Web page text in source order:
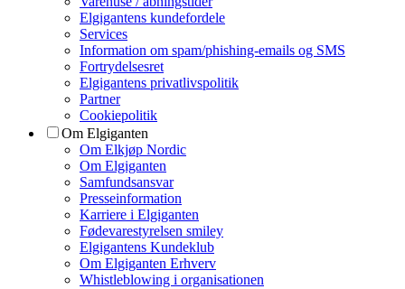
Elgigantens kundefordele
Services
Information om spam/phishing-emails og SMS
Fortrydelsesret
Elgigantens privatlivspolitik
Partner
Cookiepolitik
Om Elgiganten
Om Elkjøp Nordic
Om Elgiganten
Samfundsansvar
Presseinformation
Karriere i Elgiganten
Fødevarestyrelsen smiley
Elgigantens Kundeklub
Om Elgiganten Erhverv
Whistleblowing i organisationen